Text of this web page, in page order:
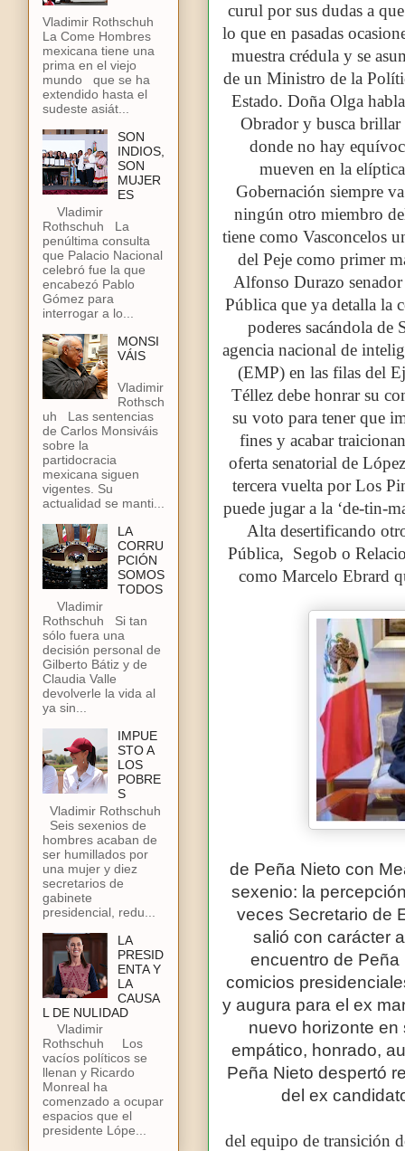
curul por sus dudas a
lo que en pasadas
muestra crédula y se
de un Ministro de la
Estado. Doña Olga
Obrador y busca brillar
donde no hay
mueven en la
Gobernación siempre
ningún otro miembro
tiene como Vasconcelos
del Peje como primer
Alfonso Durazo
Pública que ya detalla la
poderes sacándola de
agencia nacional de
(EMP) en las filas del
Téllez debe honrar su
su voto para tener que
fines y acabar
oferta senatorial de
tercera vuelta por Los
puede jugar a la ‘de-tin-
Alta desertificando
Pública, Segob o
como Marcelo Ebrard
de Peña Nieto con
sexenio: la
veces Secretario de
salió con carácter
encuentro de
comicios
y augura para el ex
nuevo horizonte
empático, honrado,
Peña Nieto despertó
del ex
del equipo de transición
Vladimir Rothschuh
La Come Hombres
mexicana tiene una
prima en el viejo
mundo que se ha
extendido hasta el
sudeste asiát...
SON
INDIOS,
SON
MUJER
ES
Vladimir
Rothschuh La
penúltima consulta
que Palacio Nacional
celebró fue la que
encabezó Pablo
Gómez para
interrogar a lo...
MONSI
VÁIS
Vladimir
Rothsch
uh Las sentencias
de Carlos Monsiváis
sobre la
partidocracia
mexicana siguen
vigentes. Su
actualidad se manti...
LA
CORRU
PCIÓN
SOMOS
TODOS
Vladimir
Rothschuh Si tan
sólo fuera una
decisión personal de
Gilberto Bátiz y de
Claudia Valle
devolverle la vida al
ya sin...
IMPUE
STO A
LOS
POBRE
S
Vladimir Rothschuh
Seis sexenios de
hombres acaban de
ser humillados por
una mujer y diez
secretarios de
gabinete
presidencial, redu...
LA
PRESID
ENTA Y
LA
CAUSA
L DE NULIDAD
Vladimir
Rothschuh Los
vacíos políticos se
llenan y Ricardo
Monreal ha
comenzado a ocupar
espacios que el
presidente Lópe...